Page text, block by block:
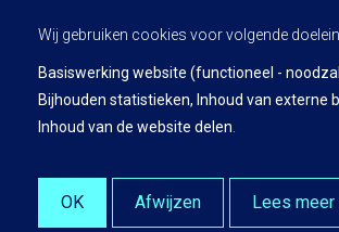
Privacy Policy
Webdesign door Zenjoy in Leuven•
Wij gebruiken cookies voor volgende
Basiswerking website (functioneel -
Bijhouden statistieken, Inhoud van externe
Inhoud van de website delen
OK Afwijzen Lees meer